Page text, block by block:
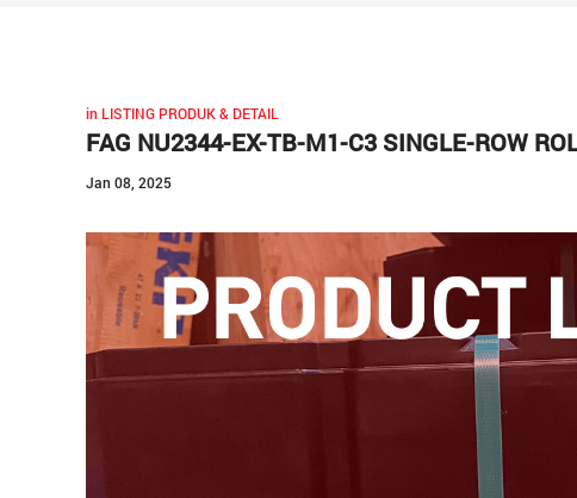
Kontak
in LISTING PRODUK & DETAIL
FAG NU2344-EX-TB-M1-C3 SINGLE-ROW
Jan 08, 2025